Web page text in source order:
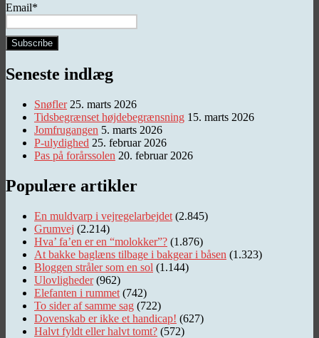
Email*
Seneste indlæg
Snøfler 25. marts 2026
Tidsbegrænset højdebegrænsning 15. marts 2026
Jomfrugangen 5. marts 2026
P-ulydighed 25. februar 2026
Pas på forårssolen 20. februar 2026
Populære artikler
En muldvarp i vejregelarbejdet (2.845)
Grumvej (2.214)
Hva’ fa’en er en “molokker”? (1.876)
At bakke baglæns tilbage i bakgear i båsen (1.323)
Bloggen stråler som en sol (1.144)
Ulovligheder (962)
Elefanten i rummet (742)
To sider af samme sag (722)
Dovenskab er ikke et handicap! (627)
Halvt fyldt eller halvt tomt? (572)